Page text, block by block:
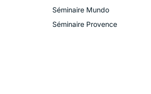
Séminaire Mundo
Séminaire Provence